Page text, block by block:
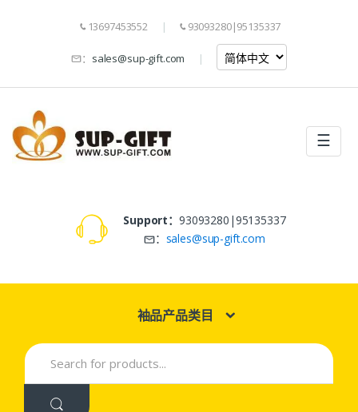
13697453552 93093280|95135337
： sales@sup-gift.com
☰
Support： 93093280|95135337
： sales@sup-gift.com
袖品产品类目
Search
for: